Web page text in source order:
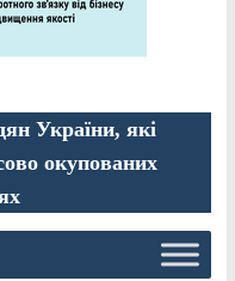
України, які
окупованих